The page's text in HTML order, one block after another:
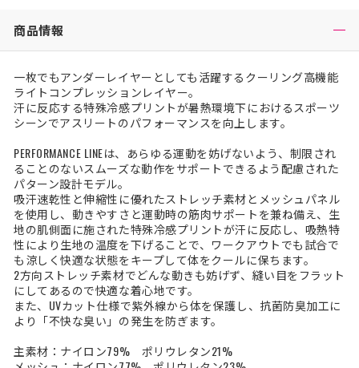
商品情報
一枚でもアンダーレイヤーとしても活躍するクーリング高機能
ライトコンプレッションレイヤー。
汗に反応する特殊冷感プリントが暑熱環境下におけるスポーツ
シーンでアスリートのパフォーマンスを向上します。
PERFORMANCE LINEは、あらゆる運動を妨げないよう、制限され
ることのないスムーズな動作をサポートできるよう配慮された
パターン設計モデル。
吸汗速乾性と伸縮性に優れたストレッチ素材とメッシュパネル
を使用し、動きやすさと運動時の筋肉サポートを兼ね備え、生
地の肌側面に施された特殊冷感プリントが汗に反応し、吸熱特
性により生地の温度を下げることで、ワークアウトでも試合で
も涼しく快適な状態をキープして体をクールに保ちます。
2方向ストレッチ素材でどんな動きも妨げず、縫い目をフラット
にしてあるので快適な着心地です。
また、UVカット仕様で紫外線から体を保護し、抗菌防臭加工に
より「不快な臭い」の発生を防ぎます。
主素材：ナイロン79% ポリウレタン21%